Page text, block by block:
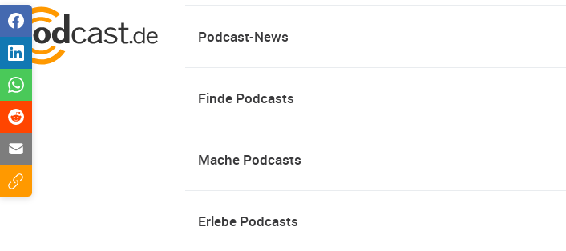
Podcast-News
Finde Podcasts
Mache Podcasts
Erlebe Podcasts